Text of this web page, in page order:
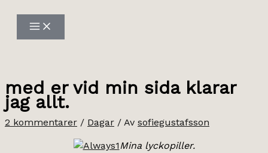
innehåll
med er vid min sida klarar
jag allt.
2 kommentarer / Dagar / Av sofiegustafsson
Mina lyckopiller.